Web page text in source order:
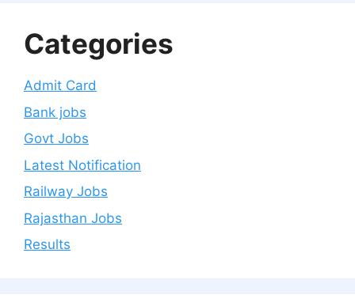
Categories
Admit Card
Bank jobs
Govt Jobs
Latest Notification
Railway Jobs
Rajasthan Jobs
Results